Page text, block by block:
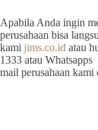
Apabila Anda ingin
perusahaan bisa
kami jims.co.id atau
1333 atau Whatsapps
mail perusahaan kami